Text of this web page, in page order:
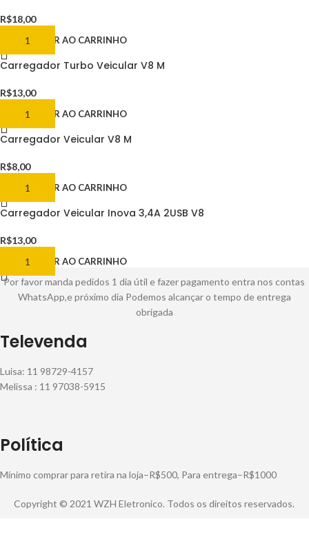
R$18,00
ADICIONAR AO CARRINHO
Carregador Turbo Veicular V8 M
R$13,00
ADICIONAR AO CARRINHO
Carregador Veicular V8 M
R$8,00
ADICIONAR AO CARRINHO
Carregador Veicular Inova 3,4A 2USB V8
R$13,00
ADICIONAR AO CARRINHO
Por favor manda pedidos 1 dia útil e fazer pagamento entra nos contas
WhatsApp,e próximo dia Podemos alcançar o tempo de entrega
obrigada
Televenda
Luisa: 11 98729-4157
Melissa : 11 97038-5915
Política
Mínimo comprar para retira na loja–R$500, Para entrega–R$1000
Copyright © 2021 WZH Eletronico. Todos os direitos reservados.